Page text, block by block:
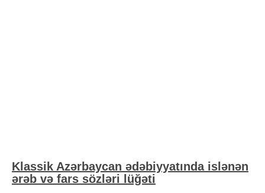
Klassik Azərbaycan ədəbiyyatında islənən
ərəb və fars sözləri lüğəti